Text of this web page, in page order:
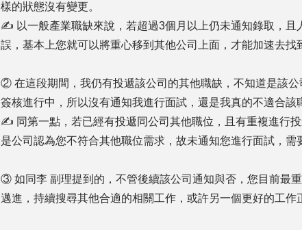
樣的狀態沒有變更。
✍ 以一般產業職缺來說，若超過3個月以上仍未通知錄取，且
誤，基本上您就可以將重心移到其他公司上面，才能加速去找
② 在這段期間，我仍有投遞該公司的其他職缺，不知道是該
簽核進行中，所以沒有通知我進行面試，還是我真的不適合該
✍ 同第一點，若已經有投遞同公司其他職位，且有重複進行
是公司認為您不符合其他職位需求，故未通知您進行面試，需
③ 如同李 副理提到的，不管後續該公司通知與否，您目前最
邁進，持續搜尋其他合適的相關工作，或許另一個更好的工作